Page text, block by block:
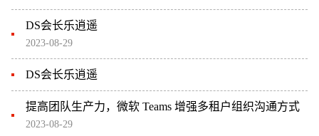
DS会长乐逍遥
2023-08-29
DS会长乐逍遥
提高团队生产力，微软 Teams 增强多租户组织沟通方式
2023-08-29